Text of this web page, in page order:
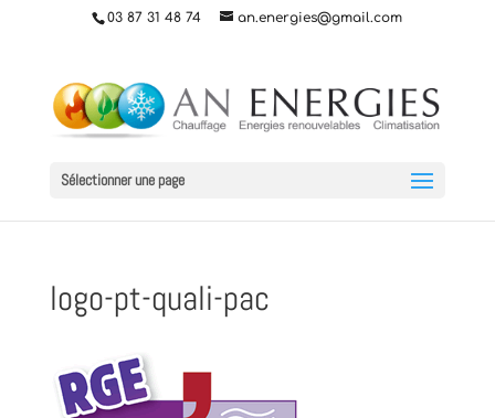
03 87 31 48 74 an.energies@gmail.com
Sélectionner une page
logo-pt-quali-pac